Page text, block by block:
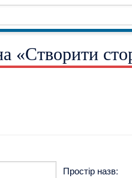
«Створити
Простір назв: